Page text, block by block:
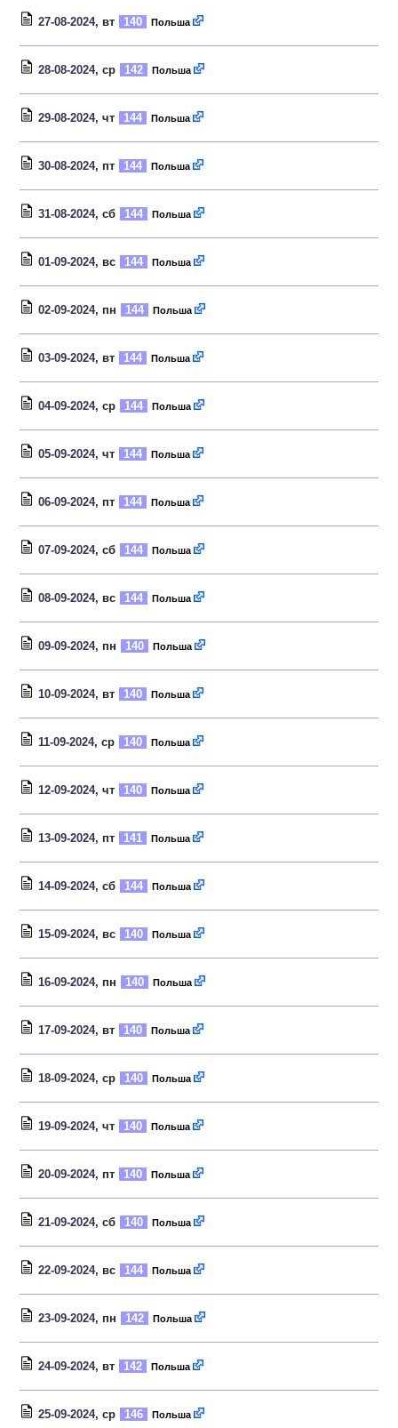
27-08-2024, вт 140 Польша
28-08-2024, ср 142 Польша
29-08-2024, чт 144 Польша
30-08-2024, пт 144 Польша
31-08-2024, сб 144 Польша
01-09-2024, вс 144 Польша
02-09-2024, пн 144 Польша
03-09-2024, вт 144 Польша
04-09-2024, ср 144 Польша
05-09-2024, чт 144 Польша
06-09-2024, пт 144 Польша
07-09-2024, сб 144 Польша
08-09-2024, вс 144 Польша
09-09-2024, пн 140 Польша
10-09-2024, вт 140 Польша
11-09-2024, ср 140 Польша
12-09-2024, чт 140 Польша
13-09-2024, пт 141 Польша
14-09-2024, сб 144 Польша
15-09-2024, вс 140 Польша
16-09-2024, пн 140 Польша
17-09-2024, вт 140 Польша
18-09-2024, ср 140 Польша
19-09-2024, чт 140 Польша
20-09-2024, пт 140 Польша
21-09-2024, сб 140 Польша
22-09-2024, вс 144 Польша
23-09-2024, пн 142 Польша
24-09-2024, вт 142 Польша
25-09-2024, ср 146 Польша